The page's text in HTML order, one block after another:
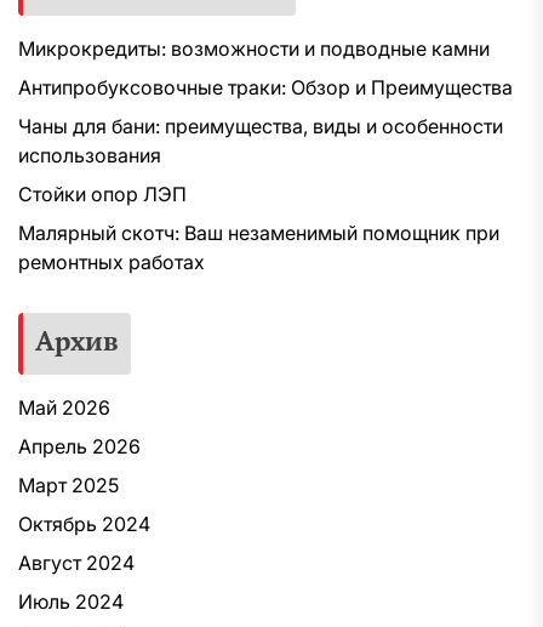
Микрокредиты: возможности и подводные камни
Антипробуксовочные траки: Обзор и Преимущества
Чаны для бани: преимущества, виды и особенности
использования
Стойки опор ЛЭП
Малярный скотч: Ваш незаменимый помощник при
ремонтных работах
Архив
Май 2026
Апрель 2026
Март 2025
Октябрь 2024
Август 2024
Июль 2024